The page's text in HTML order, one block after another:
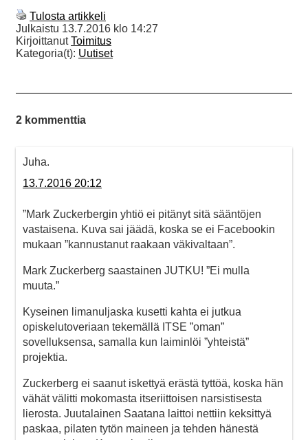
Tulosta artikkeli
Julkaistu 13.7.2016 klo 14:27
KirjoittanutToimitus
Kategoria(t): Uutiset
2 kommenttia
Juha.
13.7.2016 20:12
”Mark Zuckerbergin yhtiö ei pitänyt sitä sääntöjen
vastaisena. Kuva sai jäädä, koska se ei Facebookin
mukaan ”kannustanut raakaan väkivaltaan”.
Mark Zuckerberg saastainen JUTKU! ”Ei mulla
muuta.”
Kyseinen limanuljaska kusetti kahta ei jutkua
opiskelutoveriaan tekemällä ITSE ”oman”
sovelluksensa, samalla kun laiminlöi ”yhteistä”
projektia.
Zuckerberg ei saanut iskettyä erästä tyttöä, koska hän
vähät välitti mokomasta itseriittoisen narsistisesta
lierosta. Juutalainen Saatana laittoi nettiin keksittyä
paskaa, pilaten tytön maineen ja tehden hänestä